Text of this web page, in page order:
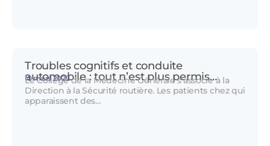
Troubles cognitifs et conduite
automobile : tout n’est plus permis…
10 mars 2022
Le Collège de la Médecine Générale s’associe à la
Direction à la Sécurité routière. Les patients chez qui
apparaissent des…